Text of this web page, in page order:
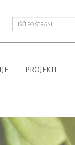
PROJEKTI